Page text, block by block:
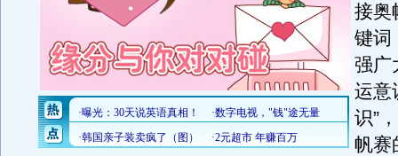
接奥
键词
强广
运意
识”
帆赛